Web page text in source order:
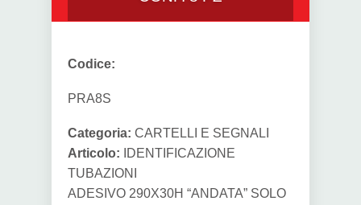
Codice:
PRA8S
Categoria: CARTELLI E SEGNALI
Articolo: IDENTIFICAZIONE
TUBAZIONI
ADESIVO 290X30H “ANDATA” SOLO